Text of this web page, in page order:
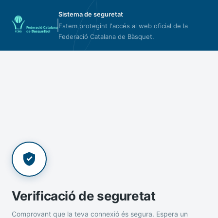
Sistema de seguretat
Estem protegint l'accés al web oficial de la
Federació Catalana de Bàsquet.
Verificació de seguretat
Comprovant que la teva connexió és segura. Espera un